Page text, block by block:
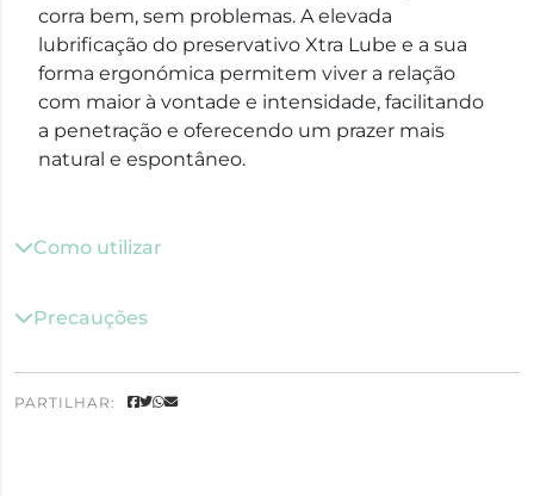
corra bem, sem problemas. A elevada
lubrificação do preservativo Xtra Lube e a sua
forma ergonómica permitem viver a relação
com maior à vontade e intensidade, facilitando
a penetração e oferecendo um prazer mais
natural e espontâneo.
Como utilizar
Precauções
PARTILHAR: